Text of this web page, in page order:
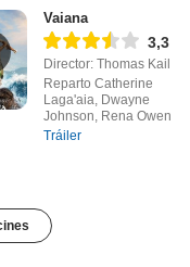
Vaiana
3,3
Director: Thomas Kail
Reparto Catherine
Laga'aia, Dwayne
Johnson, Rena Owen
Tráiler